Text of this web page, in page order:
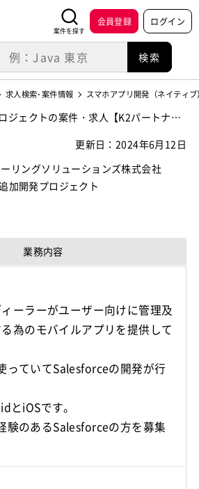
案件を探す
会員登録 ログイン
求人検索･案件情報 スマホアプリ開発（ネイティ
ジェクトの案件・求人【K2パートナー
更新日：2024年6月12日
リングソリューションズ株式会社
加開発プロジェクト
業務内容
ーラーがユーザー向けに管理及
為のモバイルアプリを提供して
っていてSalesforceの開発が行
とiOSです。
験のあるSalesforceの方を募集